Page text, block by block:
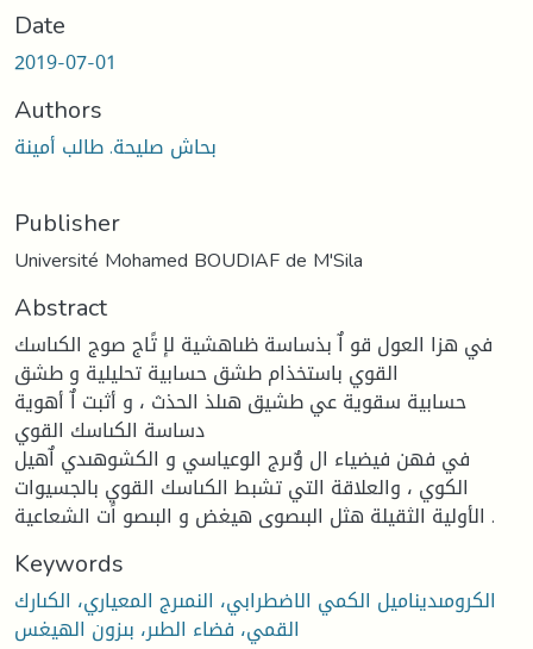
Date
2019-07-01
Authors
بحاش صليحة. طالب أمينة
Publisher
Université Mohamed BOUDIAF de M'Sila
Abstract
في هزا العول قو اٌ بذساسة ظىاهشية لإ تًاج صوج الكىاسك
القوي باستخذام طشق حسابية تحليلية و طشق
حسابية سقوية عي طشيق هىلذ الحذث ، و أثبت اٌ أهوية
دساسة الكىاسك القوي
في فهن فيضياء ال وٌىرج الوعياسي و الكشوهىدي اٌهيل
الكوي ، والعلاقة التي تشبط الكىاسك القوي بالجسيوات
الأولية الثقيلة هثل البىصوى هيغض و البىصو اًت الشعاعية .
Keywords
الكرومىديناميل الكمي الاضطرابي، النمىرج المعياري، الكىارك
القمي، فضاء الطىر، بىزون الهيغس